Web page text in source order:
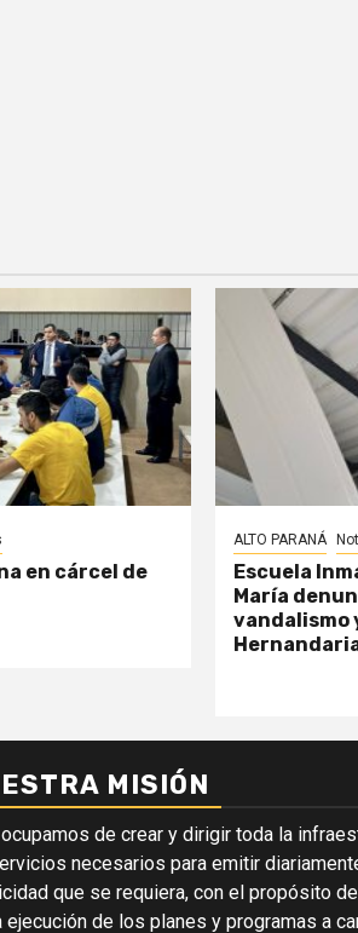
en cárcel de
ALTO PARANÁ
Escuela
María
vandalismo
MISIÓN
de crear y dirigir toda la
necesarios para emitir
que se requiera, con el propósito
ejecución de los planes y programas a